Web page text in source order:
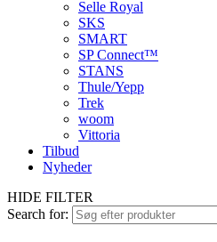
Selle Royal
SKS
SMART
SP Connect™
STANS
Thule/Yepp
Trek
woom
Vittoria
Tilbud
Nyheder
HIDE FILTER
Search for: